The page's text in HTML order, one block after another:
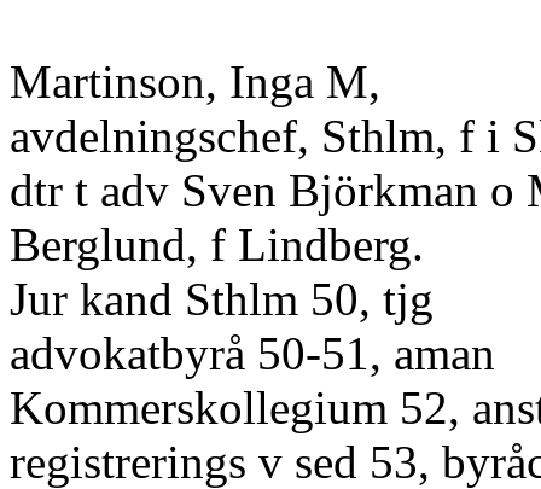
Martinson, Inga M,
avdelningschef, Sthlm, f i
dtr t adv Sven Björkman o
Berglund, f Lindberg.
Jur kand Sthlm 50, tjg
advokatbyrå 50-51, aman
Kommerskollegium 52,
registrerings v sed 53,